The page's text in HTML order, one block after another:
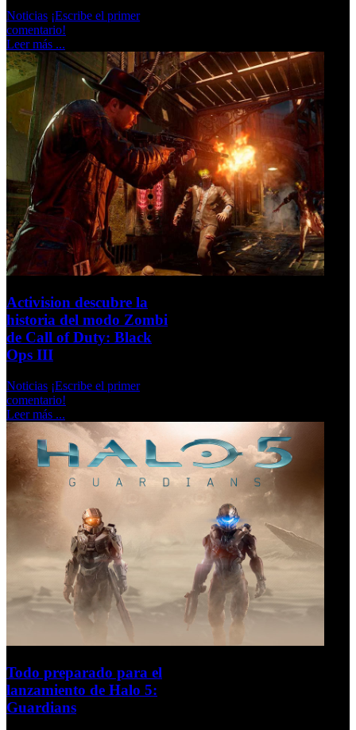
Noticias ¡Escribe el primer
comentario!
Leer más ...
Activision descubre la
historia del modo Zombi
de Call of Duty: Black
Ops III
Noticias ¡Escribe el primer
comentario!
Leer más ...
Todo preparado para el
lanzamiento de Halo 5:
Guardians